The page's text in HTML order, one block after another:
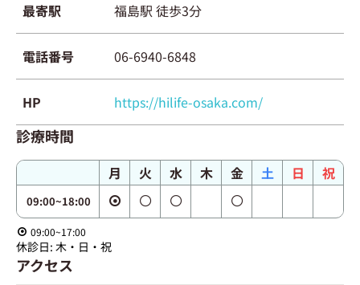
最寄駅 福島駅 徒歩3分
電話番号 06-6940-6848
HP https://hilife-osaka.com/
診療時間
月 火 水 木 金 土 日 祝
09:00~18:00
09:00~17:00
休診日: 木・日・祝
アクセス